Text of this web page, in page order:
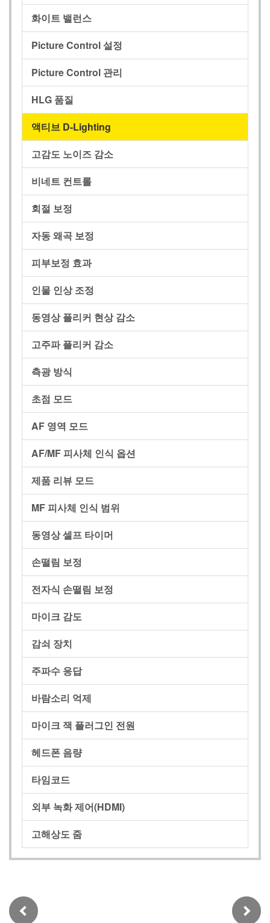
화이트 밸런스
Picture Control 설정
Picture Control 관리
HLG 품질
액티브 D-Lighting
고감도 노이즈 감소
비네트 컨트롤
회절 보정
자동 왜곡 보정
피부보정 효과
인물 인상 조정
동영상 플리커 현상 감소
고주파 플리커 감소
측광 방식
초점 모드
AF 영역 모드
AF/MF 피사체 인식 옵션
제품 리뷰 모드
MF 피사체 인식 범위
동영상 셀프 타이머
손떨림 보정
전자식 손떨림 보정
마이크 감도
감쇠 장치
주파수 응답
바람소리 억제
마이크 잭 플러그인 전원
헤드폰 음량
타임코드
외부 녹화 제어(HDMI)
고해상도 줌